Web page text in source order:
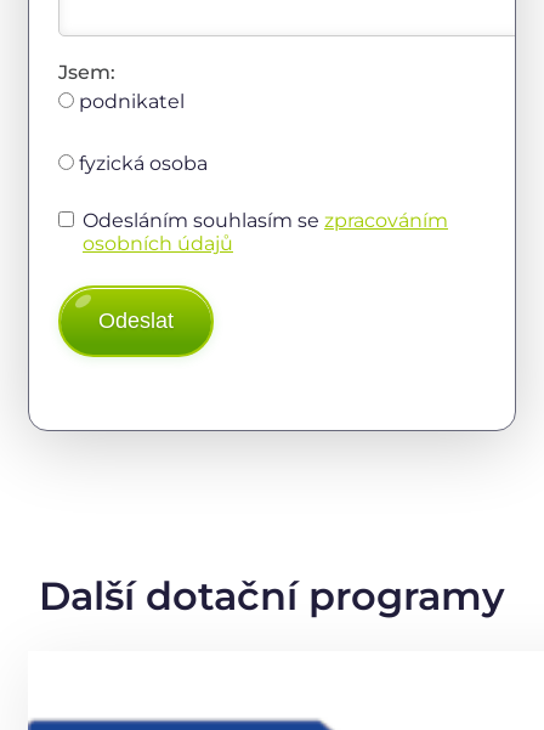
Jsem:
podnikatel
fyzická osoba
Odesláním souhlasím se zpracováním
osobních údajů
Odeslat
Další dotační programy